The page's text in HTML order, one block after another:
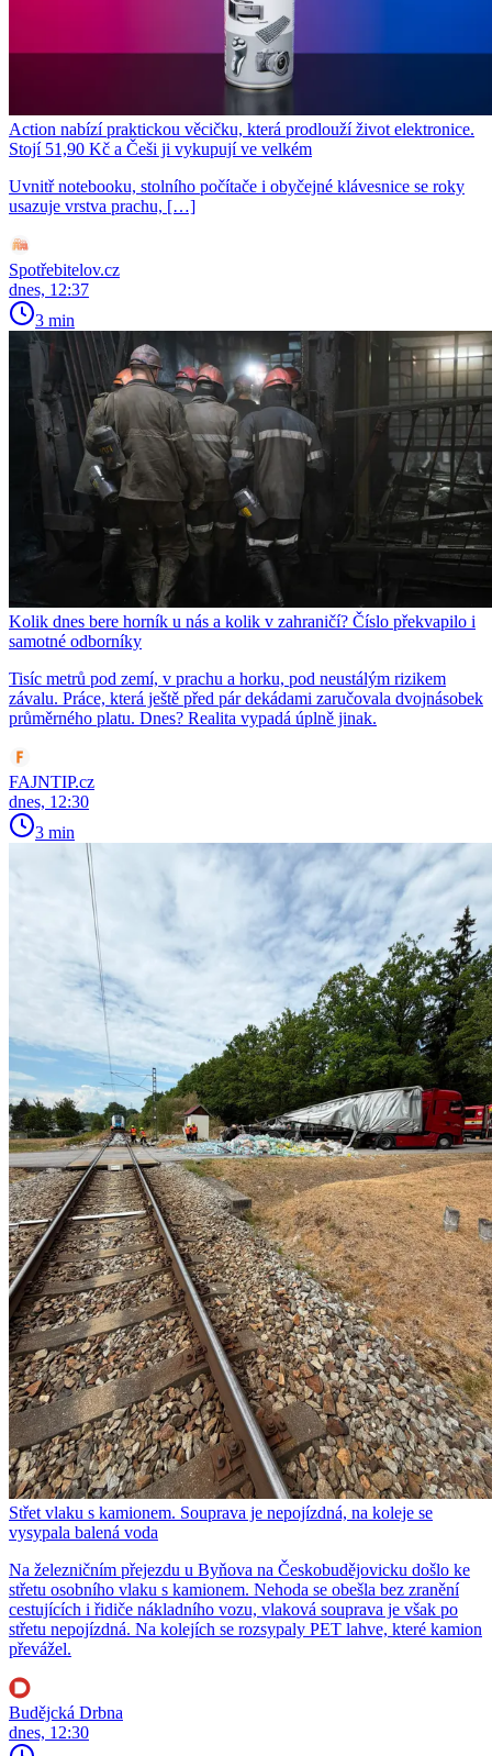
Action nabízí praktickou věcičku, která prodlouží život elektronice.
Stojí 51,90 Kč a Češi ji vykupují ve velkém
Uvnitř notebooku, stolního počítače i obyčejné klávesnice se roky
usazuje vrstva prachu, […]
Spotřebitelov.cz
dnes, 12:37
3 min
Kolik dnes bere horník u nás a kolik v zahraničí? Číslo překvapilo i
samotné odborníky
Tisíc metrů pod zemí, v prachu a horku, pod neustálým rizikem
závalu. Práce, která ještě před pár dekádami zaručovala dvojnásobek
průměrného platu. Dnes? Realita vypadá úplně jinak.
FAJNTIP.cz
dnes, 12:30
3 min
Střet vlaku s kamionem. Souprava je nepojízdná, na koleje se
vysypala balená voda
Na železničním přejezdu u Byňova na Českobudějovicku došlo ke
střetu osobního vlaku s kamionem. Nehoda se obešla bez zranění
cestujících i řidiče nákladního vozu, vlaková souprava je však po
střetu nepojízdná. Na kolejích se rozsypaly PET lahve, které kamion
převážel.
Budějcká Drbna
dnes, 12:30